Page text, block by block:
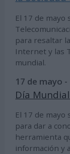
El 17 de mayo
para resaltar
Internet y las
mundial.
17 de mayo -
Día
El 17 de
para dar a
herramienta
información y